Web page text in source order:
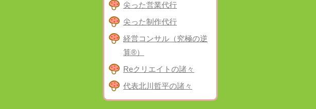
尖った営業代行
尖った制作代行
経営コンサル（究極の逆
算®）
Reクリエイトの諸々
代表北川哲平の諸々